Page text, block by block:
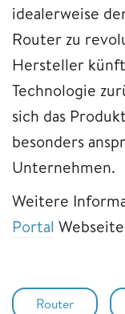
idealerweise
Router zu
Hersteller
Technologie
sich das
besonders
Unternehmen.
Weitere
Portal
Router